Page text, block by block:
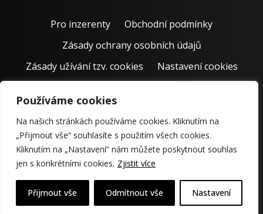
Používáme cookies
Na našich stránkách používáme cookies. Kliknutím na
„Přijmout vše“ souhlasíte s použitím všech cookies.
Kliknutím na „Nastavení“ nám můžete poskytnout souhlas
jen s konkrétními cookies. Zjistit více
Nastavení
Odmítnout vše
Přijmout vše
Pro inzerenty
Obchodní podmínky
Zásady ochrany osobních údajů
Zásady užívání tzv. cookies
Nastavení cookies
© 2011 – 2026 Jiří Rostecký | Inspiruje české podnikatele už 15
krásných let.